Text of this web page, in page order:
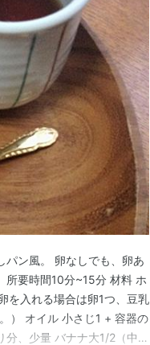
パン風。 卵なしでも、卵あ
所要時間10分~15分 材料 ホ
を入れる場合は卵1つ、豆乳
） オイル 小さじ1 + 容器の
、少量 バナナ大1/2（中に